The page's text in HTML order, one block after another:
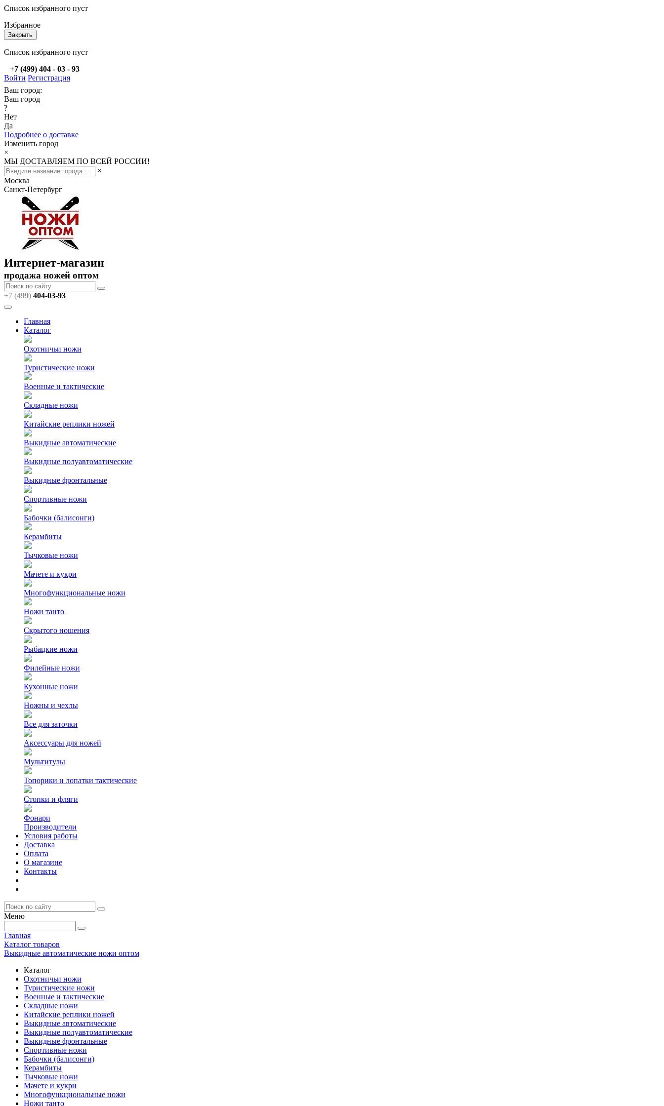
Список избранного пуст
Избранное
Закрыть
Список избранного пуст
+7 (499) 404 - 03 - 93
Войти Регистрация
Ваш город:
Ваш город
?
Нет
Да
Подробнее о доставке
Изменить город
×
МЫ ДОСТАВЛЯЕМ ПО ВСЕЙ РОССИИ!
×
Москва
Санкт-Петербург
Интернет-магазин
продажа ножей оптом
+7 (499) 404-03-93
Главная
Каталог
Охотничьи ножи
Туристические ножи
Военные и тактические
Складные ножи
Китайские реплики ножей
Выкидные автоматические
Выкидные полуавтоматические
Выкидные фронтальные
Спортивные ножи
Бабочки (балисонги)
Керамбиты
Тычковые ножи
Мачете и кукри
Многофункциональные ножи
Ножи танто
Скрытого ношения
Рыбацкие ножи
Филейные ножи
Кухонные ножи
Ножны и чехлы
Все для заточки
Аксессуары для ножей
Мультитулы
Топорики и лопатки тактические
Стопки и фляги
Фонари
Производители
Условия работы
Доставка
Оплата
О магазине
Контакты
Меню
Главная
Каталог товаров
Выкидные автоматические ножи оптом
Каталог
Охотничьи ножи
Туристические ножи
Военные и тактические
Складные ножи
Китайские реплики ножей
Выкидные автоматические
Выкидные полуавтоматические
Выкидные фронтальные
Спортивные ножи
Бабочки (балисонги)
Керамбиты
Тычковые ножи
Мачете и кукри
Многофункциональные ножи
Ножи танто